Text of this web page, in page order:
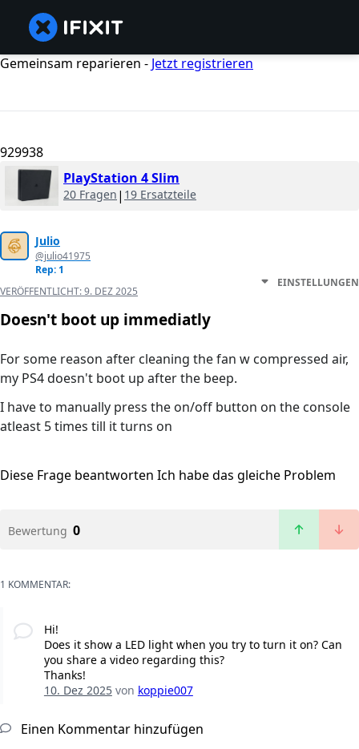
Gemeinsam reparieren - Jetzt registrieren
929938
PlayStation 4 Slim
20 Fragen | 19 Ersatzteile
Julio
@julio41975
Rep: 1
VERÖFFENTLICHT:9. DEZ 2025
EINSTELLUNGEN
Doesn't boot up immediatly
For some reason after cleaning the fan w compressed air,
my PS4 doesn't boot up after the beep.
I have to manually press the on/off button on the console
atleast 5 times till it turns on
Diese Frage beantworten Ich habe das gleiche Problem
Bewertung 0
1 KOMMENTAR:
Hi!
Does it show a LED light when you try to turn it on? Can
you share a video regarding this?
Thanks!
10. Dez 2025von koppie007
Einen Kommentar hinzufügen